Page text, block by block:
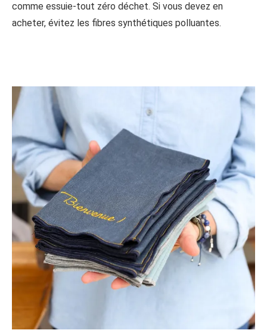
comme essuie-tout zéro déchet. Si vous devez en
acheter, évitez les fibres synthétiques polluantes.